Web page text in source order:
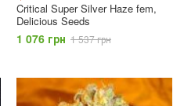
Critical Super Silver Haze fem,
Delicious Seeds
1 076 грн 1 537 грн